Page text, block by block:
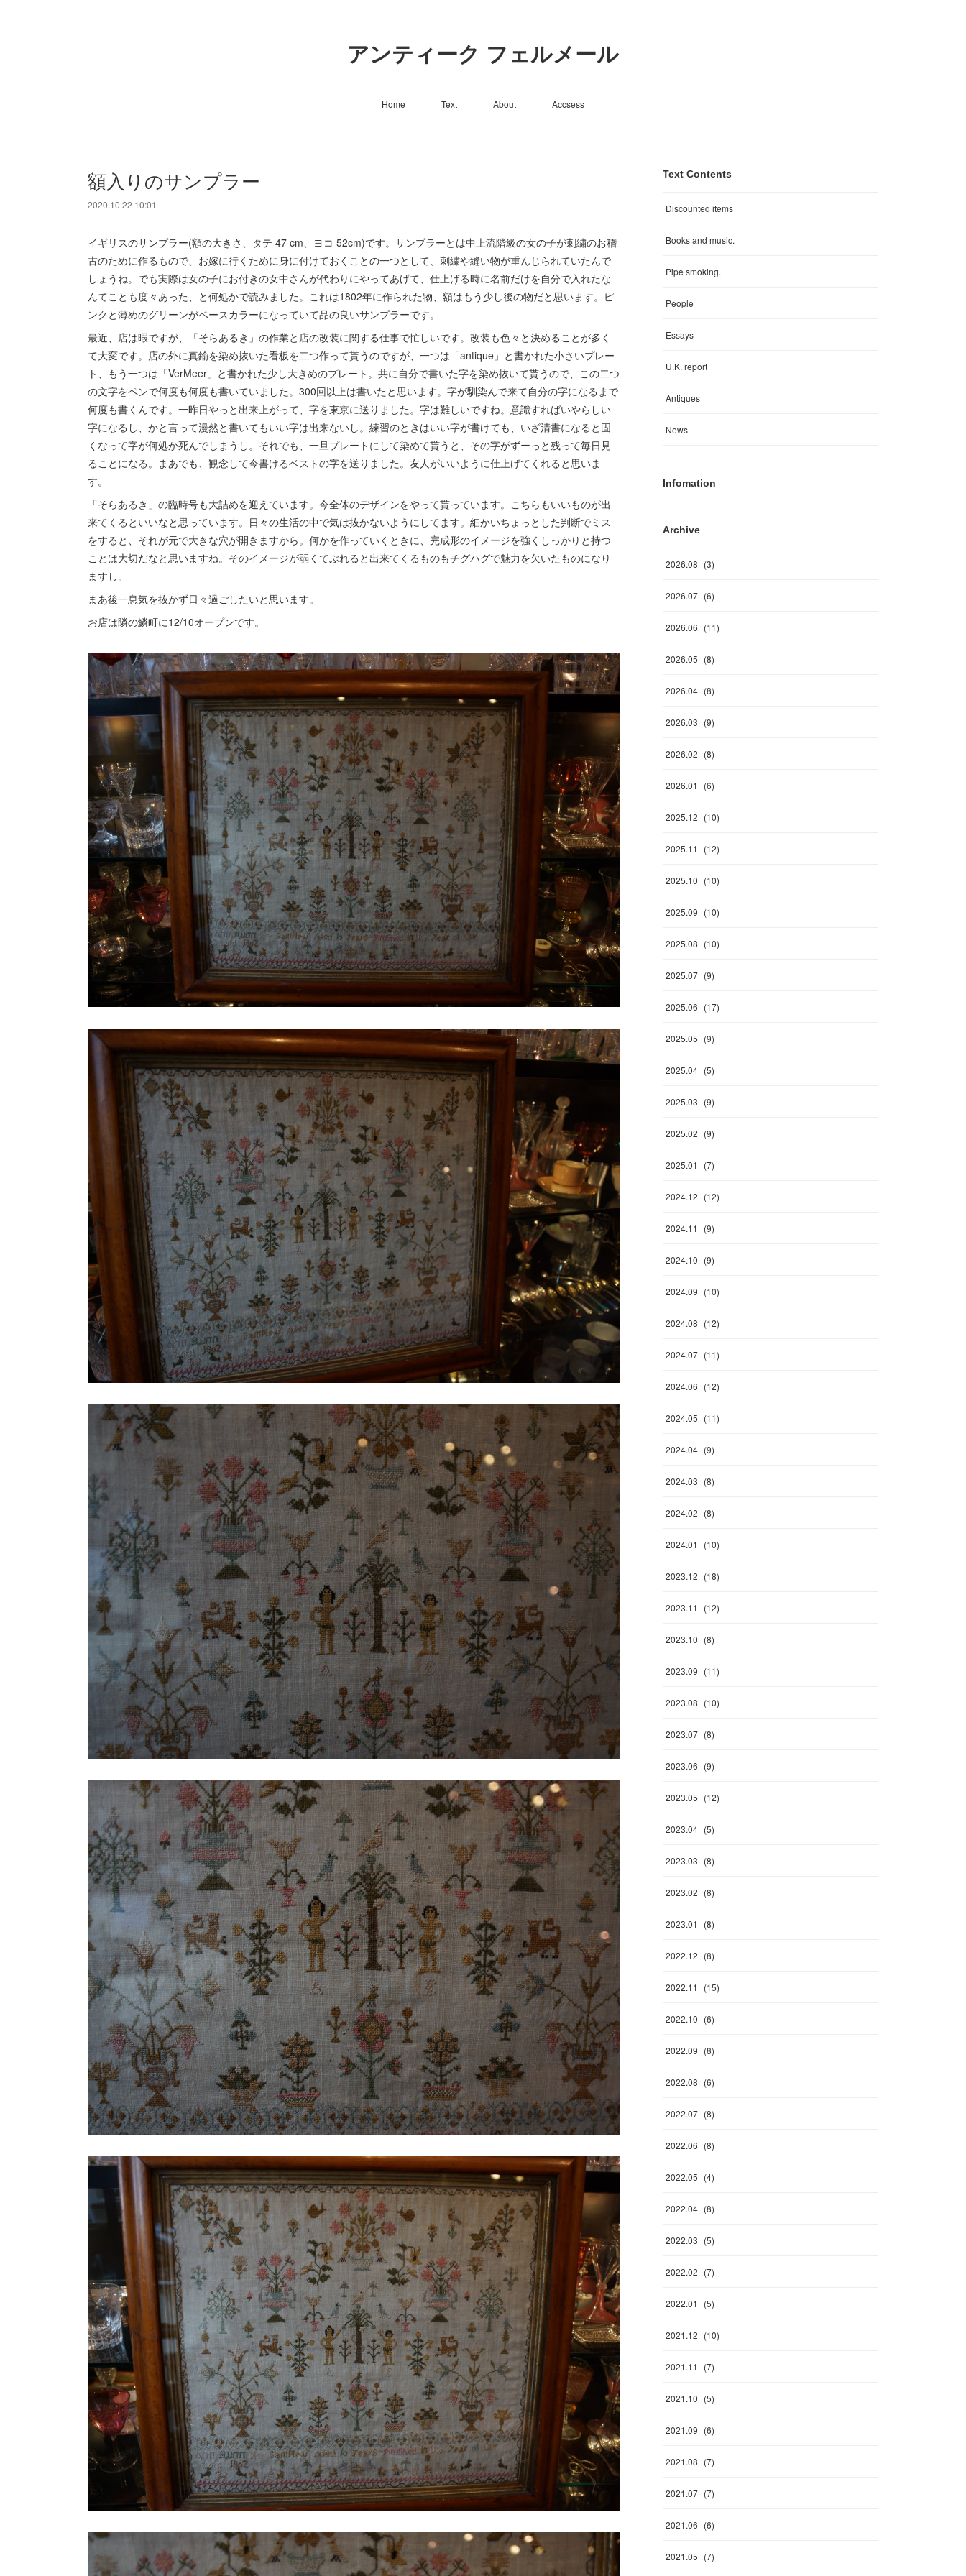
アンティーク フェルメール
Home Text About Accsess
額入りのサンプラー
2020.10.22 10:01
イギリスのサンプラー(額の大きさ、タテ 47 cm、ヨコ 52cm)です。サンプラーとは中上流階級の女の子が刺繍のお稽
古のために作るもので、お嫁に行くために身に付けておくことの一つとして、刺繍や縫い物が重んじられていたんで
しょうね。でも実際は女の子にお付きの女中さんが代わりにやってあげて、仕上げる時に名前だけを自分で入れたな
んてことも度々あった、と何処かで読みました。これは1802年に作られた物、額はもう少し後の物だと思います。ピ
ンクと薄めのグリーンがベースカラーになっていて品の良いサンプラーです。
最近、店は暇ですが、「そらあるき」の作業と店の改装に関する仕事で忙しいです。改装も色々と決めることが多く
て大変です。店の外に真鍮を染め抜いた看板を二つ作って貰うのですが、一つは「antique」と書かれた小さいプレー
ト、もう一つは「VerMeer」と書かれた少し大きめのプレート。共に自分で書いた字を染め抜いて貰うので、この二つ
の文字をペンで何度も何度も書いていました。300回以上は書いたと思います。字が馴染んで来て自分の字になるまで
何度も書くんです。一昨日やっと出来上がって、字を東京に送りました。字は難しいですね。意識すればいやらしい
字になるし、かと言って漫然と書いてもいい字は出来ないし。練習のときはいい字が書けても、いざ清書になると固
くなって字が何処か死んでしまうし。それでも、一旦プレートにして染めて貰うと、その字がずーっと残って毎日見
ることになる。まあでも、観念して今書けるベストの字を送りました。友人がいいように仕上げてくれると思いま
す。
「そらあるき」の臨時号も大詰めを迎えています。今全体のデザインをやって貰っています。こちらもいいものが出
来てくるといいなと思っています。日々の生活の中で気は抜かないようにしてます。細かいちょっとした判断でミス
をすると、それが元で大きな穴が開きますから。何かを作っていくときに、完成形のイメージを強くしっかりと持つ
ことは大切だなと思いますね。そのイメージが弱くてぶれると出来てくるものもチグハグで魅力を欠いたものになり
ますし。
まあ後一息気を抜かず日々過ごしたいと思います。
お店は隣の鱗町に12/10オープンです。
Text Contents
Discounted items
Books and music.
Pipe smoking.
People
Essays
U.K. report
Antiques
News
Infomation
Archive
2026.08 (3)
2026.07 (6)
2026.06 (11)
2026.05 (8)
2026.04 (8)
2026.03 (9)
2026.02 (8)
2026.01 (6)
2025.12 (10)
2025.11 (12)
2025.10 (10)
2025.09 (10)
2025.08 (10)
2025.07 (9)
2025.06 (17)
2025.05 (9)
2025.04 (5)
2025.03 (9)
2025.02 (9)
2025.01 (7)
2024.12 (12)
2024.11 (9)
2024.10 (9)
2024.09 (10)
2024.08 (12)
2024.07 (11)
2024.06 (12)
2024.05 (11)
2024.04 (9)
2024.03 (8)
2024.02 (8)
2024.01 (10)
2023.12 (18)
2023.11 (12)
2023.10 (8)
2023.09 (11)
2023.08 (10)
2023.07 (8)
2023.06 (9)
2023.05 (12)
2023.04 (5)
2023.03 (8)
2023.02 (8)
2023.01 (8)
2022.12 (8)
2022.11 (15)
2022.10 (6)
2022.09 (8)
2022.08 (6)
2022.07 (8)
2022.06 (8)
2022.05 (4)
2022.04 (8)
2022.03 (5)
2022.02 (7)
2022.01 (5)
2021.12 (10)
2021.11 (7)
2021.10 (5)
2021.09 (6)
2021.08 (7)
2021.07 (7)
2021.06 (6)
2021.05 (7)